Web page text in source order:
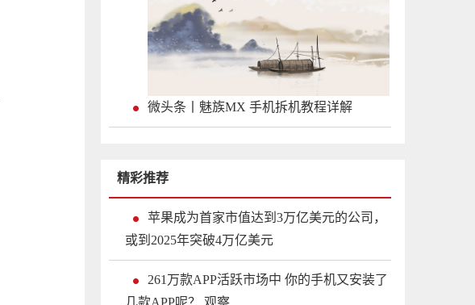
微头条丨魅族MX 手机拆机教程详解
精彩推荐
苹果成为首家市值达到3万亿美元的公司，
或到2025年突破4万亿美元
261万款APP活跃市场中 你的手机又安装了